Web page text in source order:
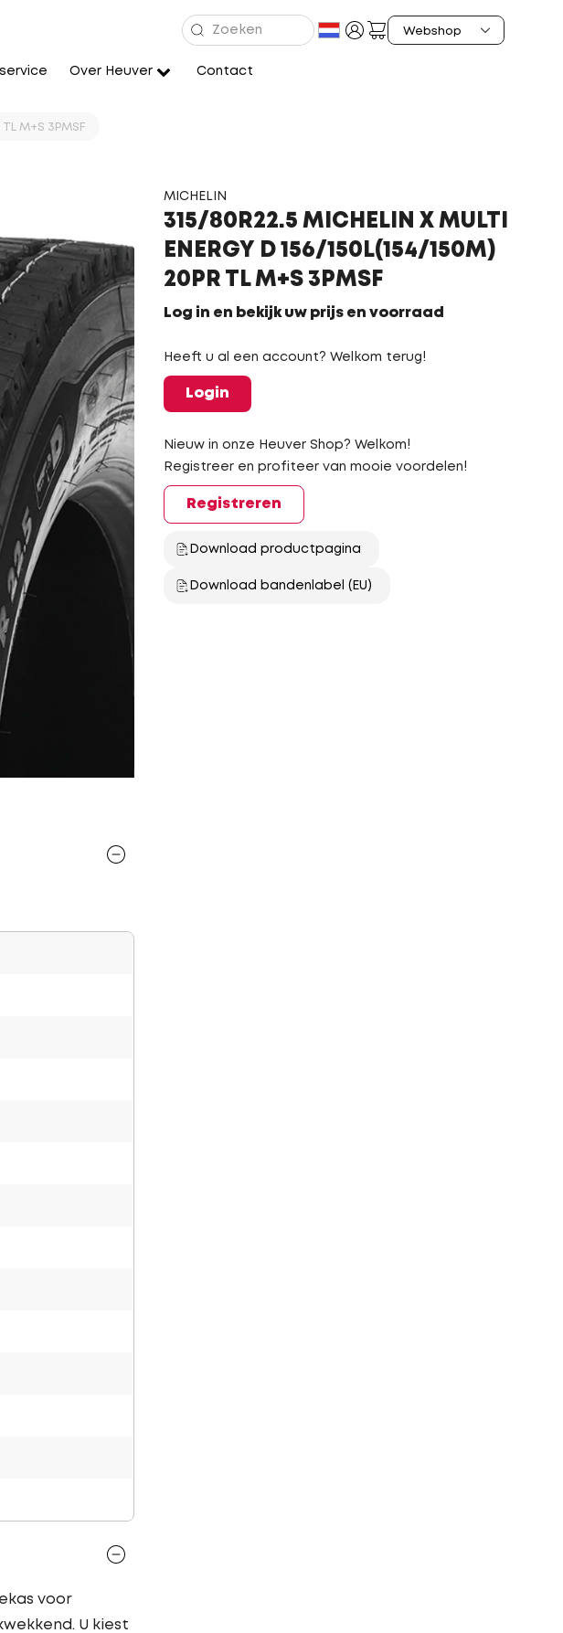
Over Heuver Contact
TL M+S 3PMSF
MICHELIN
315/80R22.5 MICHELIN X MULTI
ENERGY D 156/150L(154/150M)
20PR TL M+S 3PMSF
Log in en bekijk uw prijs en voorraad
Heeft u al een account? Welkom terug!
Login
Nieuw in onze Heuver Shop? Welkom!
Registreer en profiteer van mooie voordelen!
Registreren
Download productpagina
Download bandenlabel (EU)
voor
U kiest